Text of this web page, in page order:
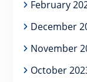
February
December
November
October